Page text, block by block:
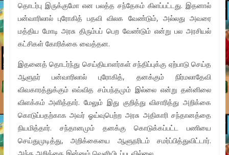
தொடர்பு இருக்குமோ என பலத்த சந்தேகம் கிளப்பட்டது. இதனால்
பன்வாரிலால் புரோகித் பதவி விலக வேண்டும், அல்லது அவரை
மத்திய மோடி அரசு திரும்பப் பெற வேண்டும் என்று பல அரசியல்
கட்சிகள் கோரிக்கை வைத்தன.
இதனைத் தொடர்ந்து செய்தியாளர்கள் சந்திப்புக்கு ஏற்பாடு செய்த
ஆளுநர் பன்வாரிலால் புரோகித், தனக்கும் நிர்மலாதேவி
விவகாரத்துக்கும் எவ்வித சம்பந்தமும் இல்லை என்று தன்னிலை
விளக்கம் அளித்தார். மேலும் இது குறித்து விசாரித்து அறிக்கை
கொடுப்பதற்காக அவர் ஓய்வுபெற்ற அரசு அதிகாரி சந்தானத்தை
நியமித்தார். சந்தானமும் தனக்கு கொடுக்கப்பட்ட பணியை
செய்துமுடித்து, அறிக்கையை ஆளுநரிடம் சமர்ப்பித்துவிட்டார்.